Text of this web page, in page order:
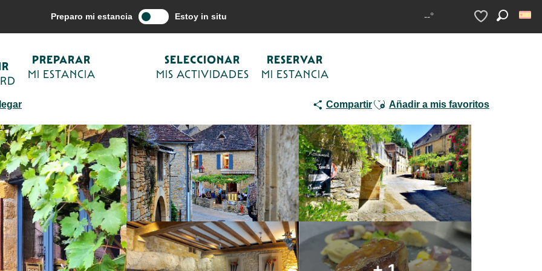
Preparo mi estancia Estoy in situ --°
Voir les favoris
PREPARAR
MI ESTANCIA
SELECCIONAR
MIS ACTIVIDADES
RESERVAR
MI ESTANCIA
Seleccionar mis actividades Comida gourmet Restaurantes y posadas campestres
COCINA TRADICIONAL CARNE(S)
CompartirAjouter aux favoris
Añadir a mis favoritos